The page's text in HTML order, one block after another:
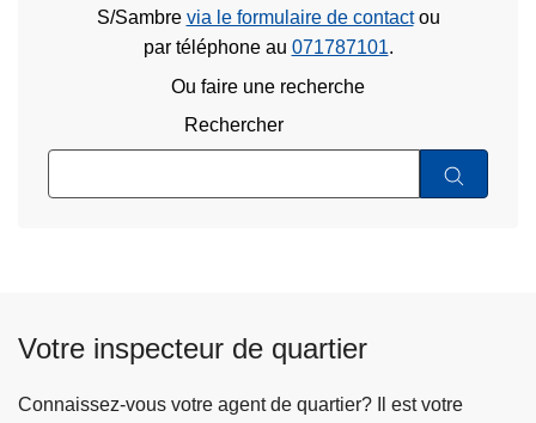
S/Sambre via le formulaire de contactou
par téléphone au 071787101.
Ou faire une recherche
Rechercher
Votre inspecteur de quartier
Connaissez-vous votre agent de quartier? Il est votre